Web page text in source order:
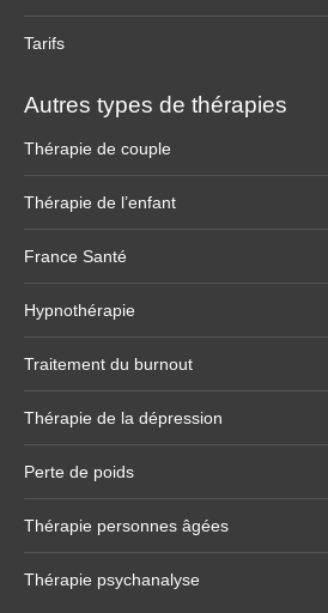
Tarifs
Autres types de thérapies
Thérapie de couple
Thérapie de l’enfant
France Santé
Hypnothérapie
Traitement du burnout
Thérapie de la dépression
Perte de poids
Thérapie personnes âgées
Thérapie psychanalyse